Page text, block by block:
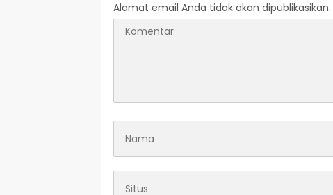
Alamat email Anda tidak akan dipublikasikan.